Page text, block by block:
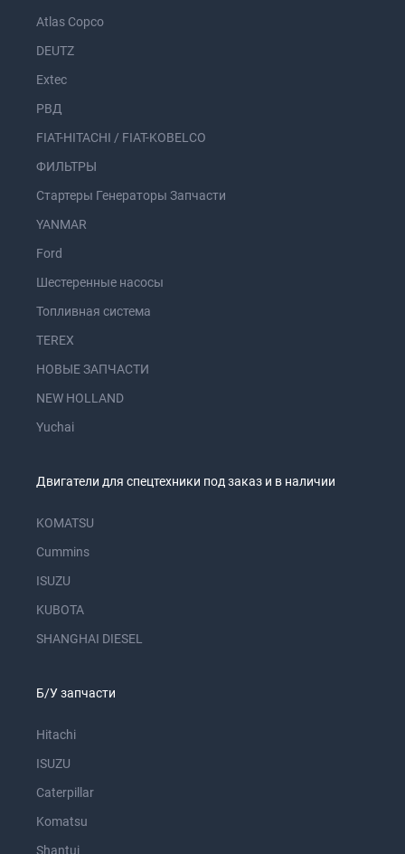
Atlas Copco
DEUTZ
Extec
РВД
FIAT-HITACHI / FIAT-KOBELCO
ФИЛЬТРЫ
Стартеры Генераторы Запчасти
YANMAR
Ford
Шестеренные насосы
Топливная система
TEREX
НОВЫЕ ЗАПЧАСТИ
NEW HOLLAND
Yuchai
Двигатели для спецтехники под заказ и в наличии
KOMATSU
Cummins
ISUZU
KUBOTA
SHANGHAI DIESEL
Б/У запчасти
Hitachi
ISUZU
Caterpillar
Komatsu
Shantui